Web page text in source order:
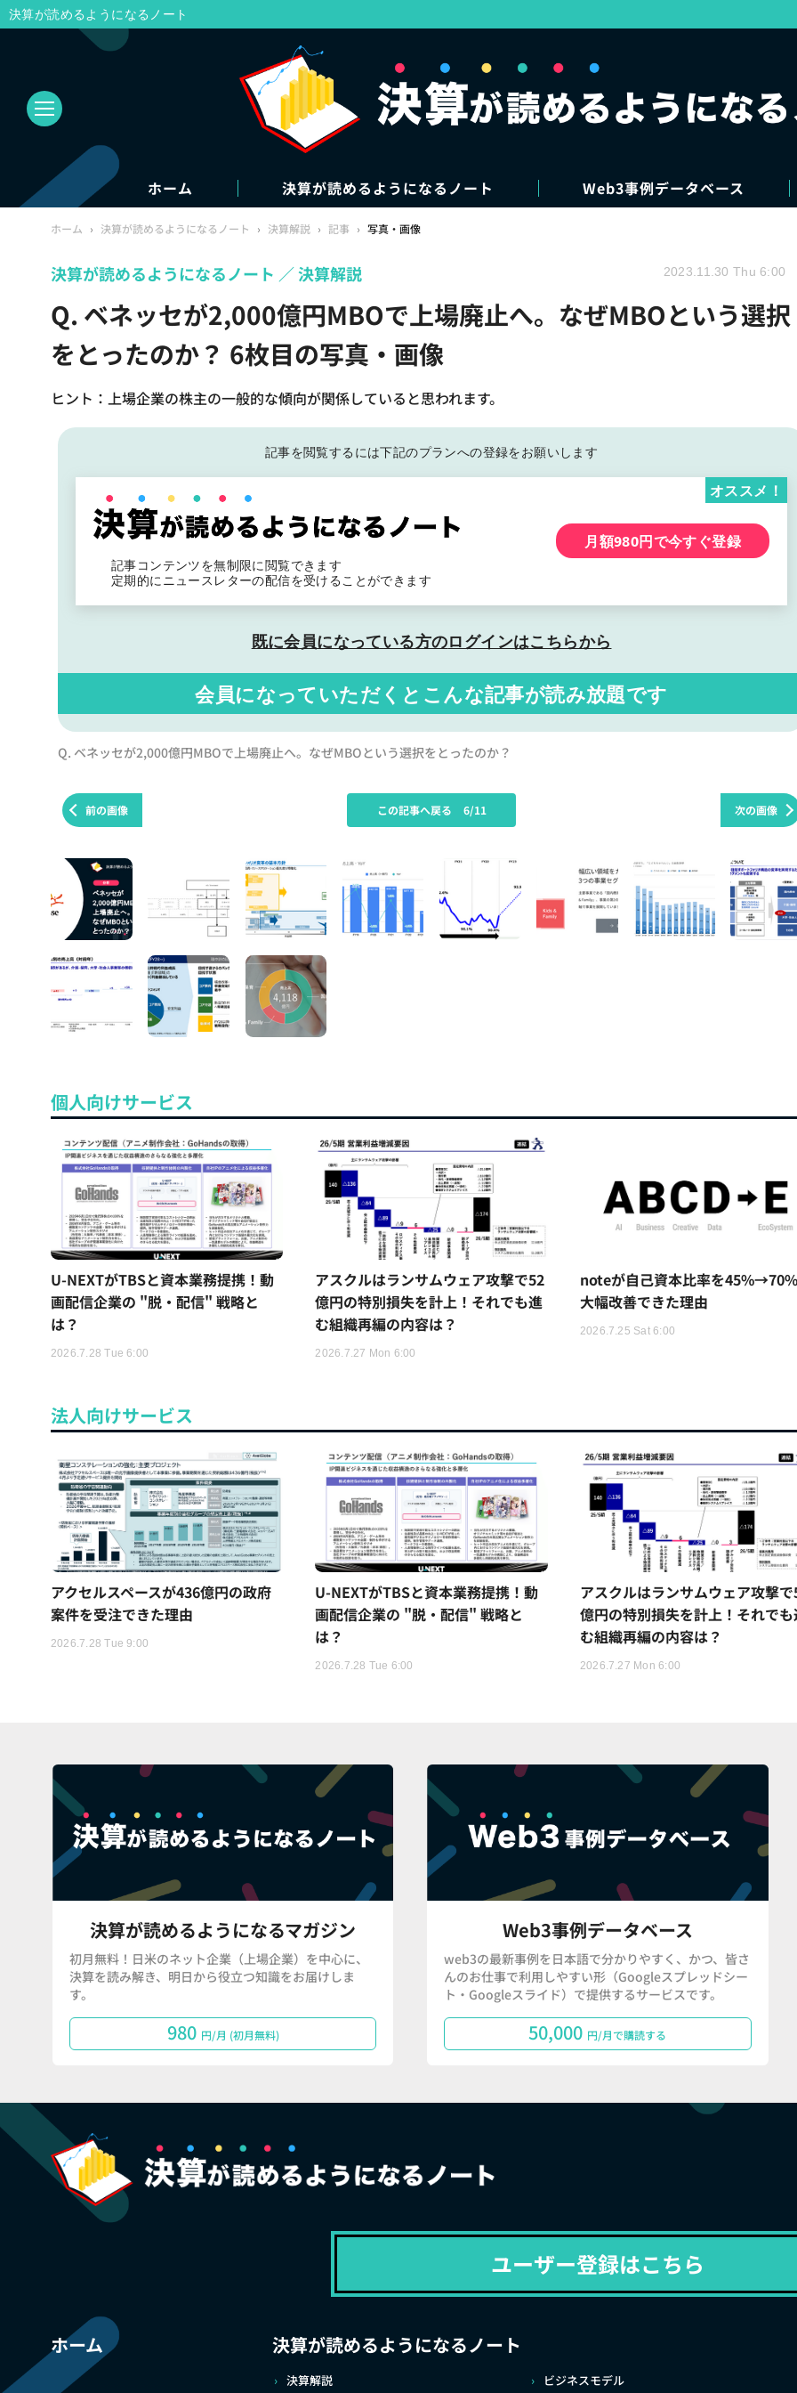
ホーム 決算が読めるようになるノート Web3事例データベース
ホーム › 決算が読めるようになるノート › 決算解説 › 記事 › 写真・画像
Q. ベネッセが2,000億円MBOで上場廃止へ。なぜMBOという選択
をとったのか？ 6枚目の写真・画像
ヒント：上場企業の株主の一般的な傾向が関係していると思われます。
決算が読めるようになるノート 決算解説 2023.11.30 Thu 6:00
記事を閲覧するには下記のプランへの登録をお願いします
記事コンテンツを無制限に閲覧できます
定期的にニュースレターの配信を受けることができます
オススメ！
月額980円で今すぐ登録
既に会員になっている方のログインはこちらから
会員になっていただくと こんな記事が読み放題です
Q. ベネッセが2,000億円MBOで上場廃止へ。なぜMBOという選択をとったのか？
前の画像 次の画像
この記事へ戻る 6/11
個人向けサービス
U-NEXTがTBSと資本業務提携！動
画配信企業の "脱・配信" 戦略と
は？
2026.7.28 Tue 6:00
アスクルはランサムウェア攻撃で52
億円の特別損失を計上！それでも進
む組織再編の内容は？
2026.7.27 Mon 6:00
noteが自己資本比率を
大幅改善できた理由
2026.7.25 Sat 6:00
法人向けサービス
アクセルスペースが436億円の政府
案件を受注できた理由
2026.7.28 Tue 9:00
U-NEXTがTBSと資本業務提携！動
画配信企業の "脱・配信" 戦略と
は？
2026.7.28 Tue 6:00
アスクルはランサムウェア攻撃
億円の特別損失を計上！それでも
む組織再編の内容は？
2026.7.27 Mon 6:00
決算が読めるようになるマガジン
初月無料！日米のネット企業（上場企業）を中心に、
決算を読み解き、明日から役立つ知識をお届けしま
す。
980 円/月 (初月無料)
Web3事例データベース
web3の最新事例を日本語で分かりやすく、かつ、皆さ
んのお仕事で利用しやすい形（Googleスプレッドシー
ト・Googleスライド）で提供するサービスです。
50,000 円/月で購読する
ユーザー登録はこちら
ホーム 決算が読めるようになるノート
決算解説 ビジネスモデル
決算が読めるようになるノート